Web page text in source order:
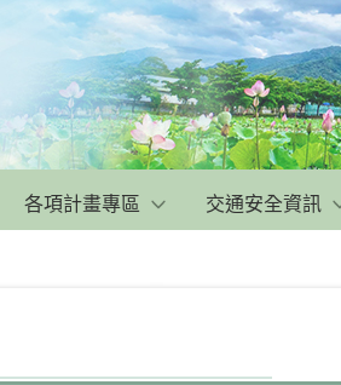
各項計畫專區 交通安全資訊